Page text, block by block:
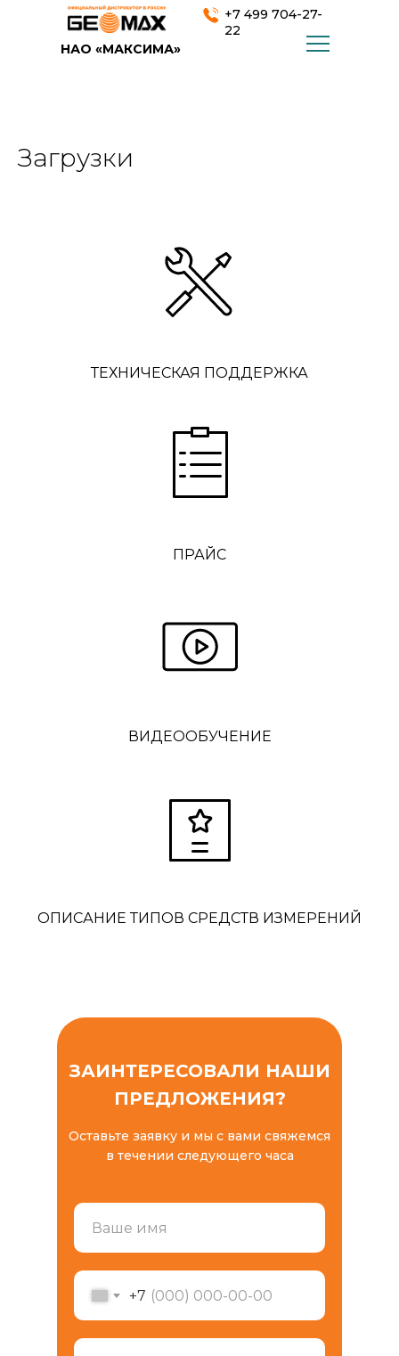
+7 499 704-27-
22
НАО «МАКСИМА»
Загрузки
ТЕХНИЧЕСКАЯ ПОДДЕРЖКА
ПРАЙС
ВИДЕООБУЧЕНИЕ
ОПИСАНИЕ ТИПОВ СРЕДСТВ ИЗМЕРЕНИЙ
ЗАИНТЕРЕСОВАЛИ НАШИ
ПРЕДЛОЖЕНИЯ?
Оставьте заявку и мы с вами свяжемся
в течении следующего часа
+7